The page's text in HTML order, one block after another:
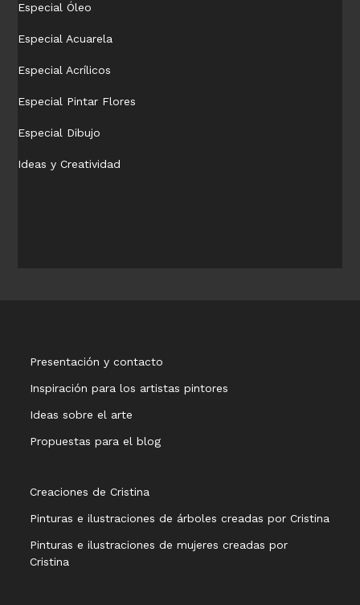
Especial Óleo
Especial Acuarela
Especial Acrílicos
Especial Pintar Flores
Especial Dibujo
Ideas y Creatividad
Presentación y contacto
Inspiración para los artistas pintores
Ideas sobre el arte
Propuestas para el blog
Creaciones de Cristina
Pinturas e ilustraciones de árboles creadas por Cristina
Pinturas e ilustraciones de mujeres creadas por
Cristina